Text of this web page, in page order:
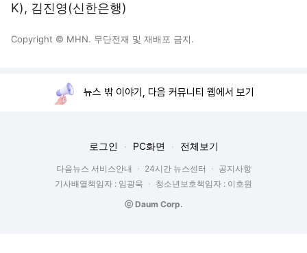
K), 김진영(신한은행)
Copyright © MHN. 무단전재 및 재배포 금지.
뉴스 밖 이야기, 다음 커뮤니티 웹에서 보기
로그인 PC화면 전체보기
다음뉴스 서비스안내 24시간 뉴스센터
공지사항
기사배열책임자 : 임광욱
청소년보호책임자 : 이호원
ⓒ Daum Corp.